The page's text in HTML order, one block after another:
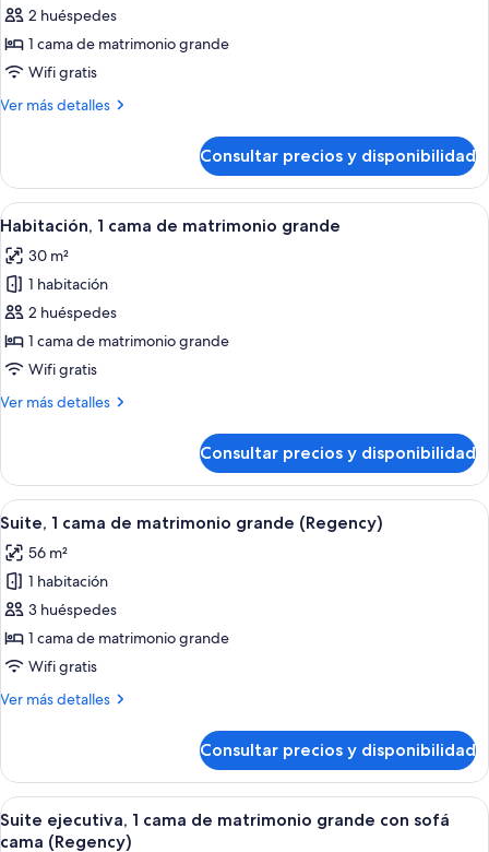
de
Loft
2 huéspedes
1 cama de matrimonio grande
Wifi gratis
Ver más detalles
Más
Consultar precios y disponibilidad
Abrir
todas
las
fotos
de
Habitación,
1
de
Una habitación de hotel moderna
4
Habitación, 1 cama de matrimonio grande
30 m²
1 habitación
2 huéspedes
1 cama de matrimonio grande
Wifi gratis
Ver más detalles
Más
1
cama
de
grande
Consultar precios y disponibilidad
Abrir
todas
las
fotos
de
Suite,
1
de
(Regency)
Una sala de estar moderna con
8
Suite, 1 cama de matrimonio grande (Regency)
56 m²
1 habitación
3 huéspedes
1 cama de matrimonio grande
Wifi gratis
Ver más detalles
Más
1
cama
de
matrimonio
Consultar precios y disponibilidad
Abrir
todas
Habitación de hotel con bañera,
6
Suite ejecutiva, 1 cama de matrimonio grande con sofá
cama (Regency)